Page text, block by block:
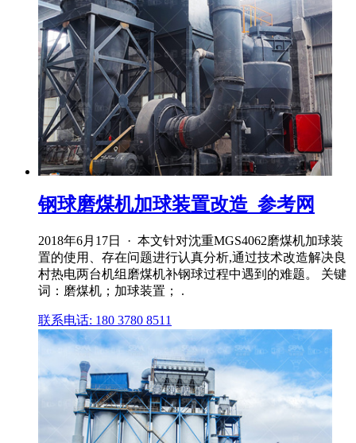
钢球磨煤机加球装置改造_参考网
2018年6月17日 · 本文针对沈重MGS4062磨煤机加球装
置的使用、存在问题进行认真分析,通过技术改造解决良
村热电两台机组磨煤机补钢球过程中遇到的难题。 关键
词：磨煤机；加球装置； .
联系电话: 180 3780 8511